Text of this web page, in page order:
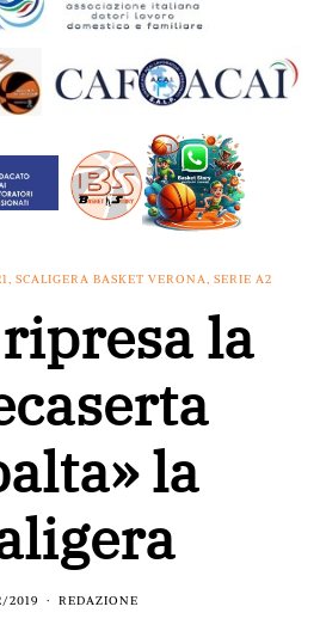
, SCALIGERA BASKET VERONA, SERIE A2
la
la
2019 REDAZIONE